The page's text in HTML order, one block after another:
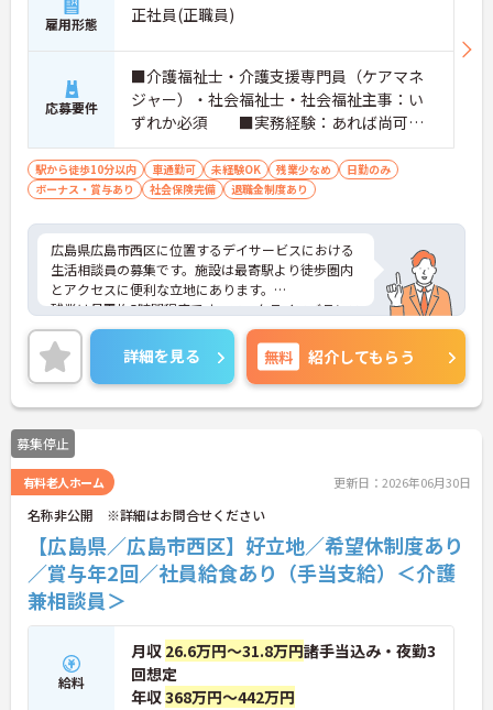
雇用形態 正社員(正職員)
応募要件
■介護福祉士・介護支援専門員（ケアマネ
ジャー）・社会福祉士・社会福祉主事：い
ずれか必須 ■実務経験：あれば尚可
※未経験：可 ※PCスキル：簡単なパソ
コン操作（文字入力・テンキー入力・専用
ソフトへの記録入力）程度 ■普通自動
駅から徒歩10分以内 車通勤可 未経験OK 残業少なめ
日勤のみ
ボーナス・賞与あり
社会保険完備 退職金制度あり
広島県広島市西区に位置するデイサービスにおける
生活相談員の募集です。施設は最寄駅より徒歩圏内
とアクセスに便利な立地にあります。
残業は月平均5時間程度です。ワークライフバランス
を保ちながらご勤務いただけます。
ご興味のある方には、面接対策ポイントなど、さら
に詳細をご案内しますのでお気軽にご相談くださ
い！
詳細を見る 無料 紹介してもらう
募集停止
有料老人ホーム 更新日：2026年06月30日
名称非公開 ※詳細はお問合せください
【広島県／広島市西区】好立地／希望休制度あり
／賞与年2回／社員給食あり（手当支給）＜介護
兼相談員＞
給料
月収 26.6万円～31.8万円諸手当込み・夜勤3
回想定
年収368万円～442万円